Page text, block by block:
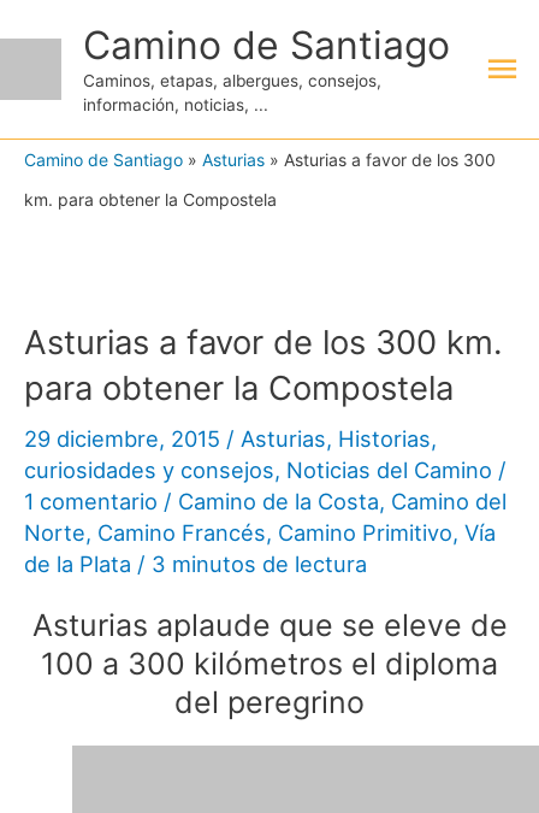
contenido
Camino de Santiago
Caminos, etapas, albergues, consejos,
información, noticias, ...
Camino de Santiago » Asturias » Asturias a favor de los 300
km. para obtener la Compostela
Asturias a favor de los 300 km.
para obtener la Compostela
29 diciembre, 2015 / Asturias, Historias,
curiosidades y consejos, Noticias del Camino /
1 comentario / Camino de la Costa, Camino del
Norte, Camino Francés, Camino Primitivo, Vía
de la Plata / 3 minutos de lectura
Asturias aplaude que se eleve de
100 a 300 kilómetros el diploma
del peregrino